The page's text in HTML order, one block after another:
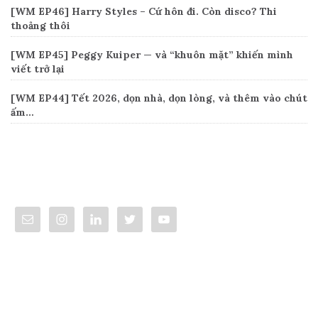
[WM EP46] Harry Styles – Cứ hôn đi. Còn disco? Thi
thoảng thôi
[WM EP45] Peggy Kuiper — và “khuôn mặt” khiến mình
viết trở lại
[WM EP44] Tết 2026, dọn nhà, dọn lòng, và thêm vào chút
ấm…